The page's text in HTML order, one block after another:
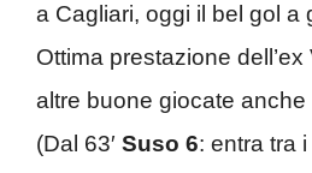
a Cagliari, oggi il bel gol a
Ottima prestazione
altre buone giocate anche
(Dal 63′ Suso 6: entra tra